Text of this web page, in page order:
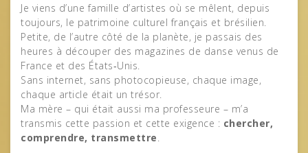
Je viens d’une famille d’artistes où se mêlent, depuis
toujours, le patrimoine culturel français et brésilien.
Petite, de l’autre côté de la planète, je passais des
heures à découper des magazines de danse venus de
France et des États‑Unis.
Sans internet, sans photocopieuse, chaque image,
chaque article était un trésor.
Ma mère – qui était aussi ma professeure – m’a
transmis cette passion et cette exigence : chercher,
comprendre, transmettre